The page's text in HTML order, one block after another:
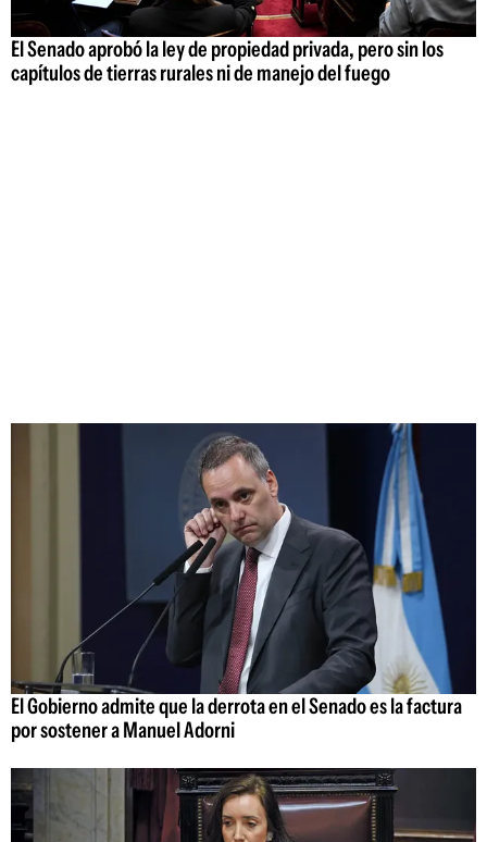
El Senado aprobó la ley de propiedad privada, pero sin los
capítulos de tierras rurales ni de manejo del fuego
El Gobierno admite que la derrota en el Senado es la factura
por sostener a Manuel Adorni